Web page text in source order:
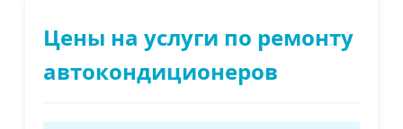
Цены на услуги по ремонту
автокондиционеров